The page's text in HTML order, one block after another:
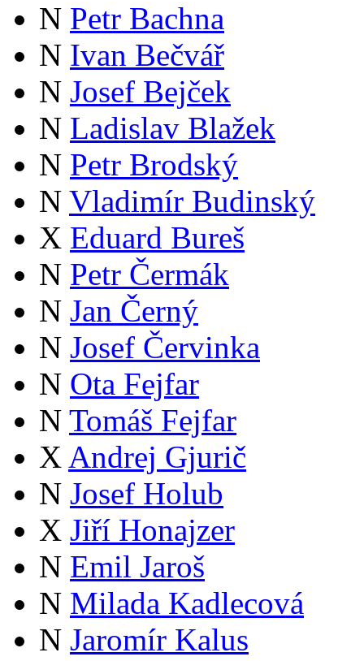
N Petr Bachna
N Ivan Bečvář
N Josef Bejček
N Ladislav Blažek
N Petr Brodský
N Vladimír Budinský
X Eduard Bureš
N Petr Čermák
N Jan Černý
N Josef Červinka
N Ota Fejfar
N Tomáš Fejfar
X Andrej Gjurič
N Josef Holub
X Jiří Honajzer
N Emil Jaroš
N Milada Kadlecová
N Jaromír Kalus